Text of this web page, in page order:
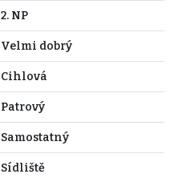
2. NP
Velmi dobrý
Cihlová
Patrový
Samostatný
Sídliště